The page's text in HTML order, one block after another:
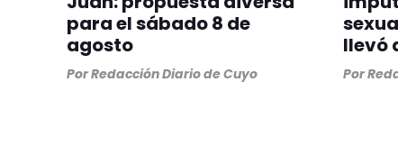
para el sábado 8 de
agosto
PorRedacción Diario de Cuyo
llevó
Por